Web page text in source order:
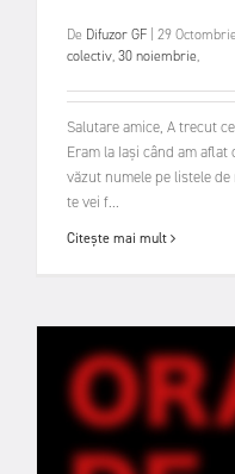
De Difuzor GF 29
colectiv,30 noiembrie,
Salutare amice, A trecut
Eram la Iași când am
văzut numele pe listele
te vei f...
Citește mai mult